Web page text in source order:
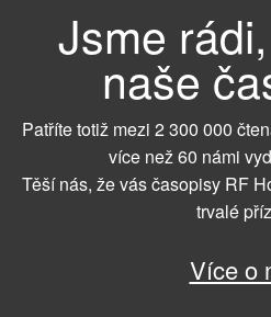
Jsme
naše
Patříte totiž mezi 2 300 000
více než 60 námi
Těší nás, že vás časopisy RF
trvalé
Více o